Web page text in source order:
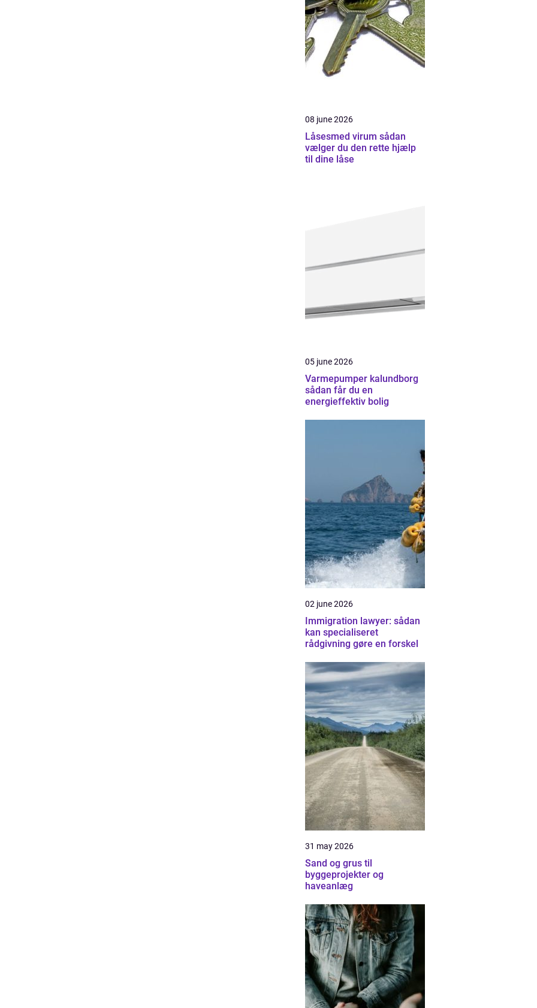
08 june 2026
Låsesmed virum sådan
vælger du den rette hjælp
til dine låse
05 june 2026
Varmepumper kalundborg
sådan får du en
energieffektiv bolig
02 june 2026
Immigration lawyer: sådan
kan specialiseret
rådgivning gøre en forskel
31 may 2026
Sand og grus til
byggeprojekter og
haveanlæg